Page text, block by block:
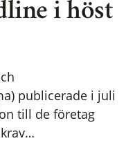
i höst
publicerade i juli
till de företag